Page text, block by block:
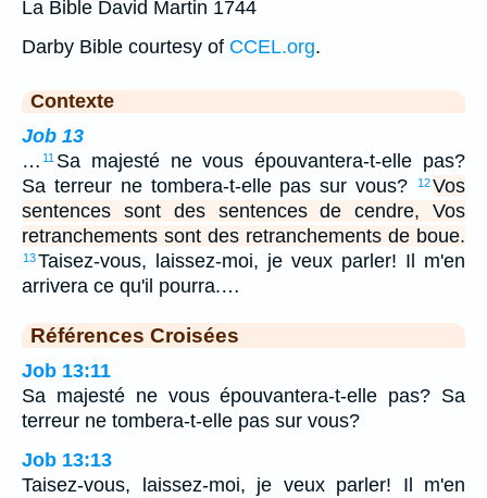
La Bible David Martin 1744
Darby Bible courtesy of CCEL.org.
Contexte
Job 13
… 11 Sa majesté ne vous épouvantera-t-elle pas?
Sa terreur ne tombera-t-elle pas sur vous?
12Vos
sentences sont des sentences de cendre, Vos
retranchements sont des retranchements de boue.
13Taisez-vous, laissez-moi, je veux parler! Il m'en
arrivera ce qu'il pourra.…
Références Croisées
Job 13:11
Sa majesté ne vous épouvantera-t-elle pas? Sa
terreur ne tombera-t-elle pas sur vous?
Job 13:13
Taisez-vous, laissez-moi, je veux parler! Il m'en